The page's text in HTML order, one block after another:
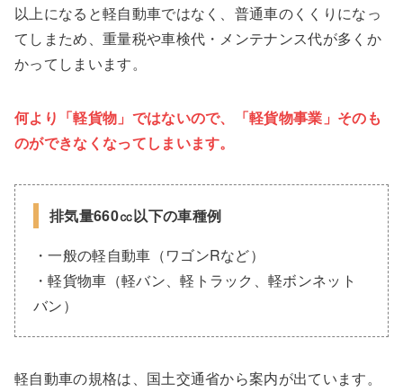
以上になると軽自動車ではなく、普通車のくくりになっ
てしまため、重量税や車検代・メンテナンス代が多くか
かってしまいます。
何より「軽貨物」ではないので、「軽貨物事業」そのも
のができなくなってしまいます。
排気量660㏄以下の車種例
・一般の軽自動車（ワゴンRなど）
・軽貨物車（軽バン、軽トラック、軽ボンネット
バン）
軽自動車の規格は、国土交通省から案内が出ています。